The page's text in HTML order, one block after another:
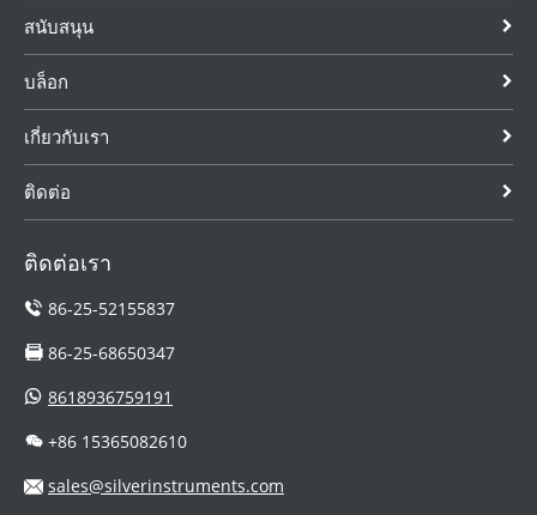
สนับสนุน
บล็อก
เกี่ยวกับเรา
ติดต่อ
ติดต่อเรา
86-25-52155837
86-25-68650347
8618936759191
+86 15365082610
sales@silverinstruments.com